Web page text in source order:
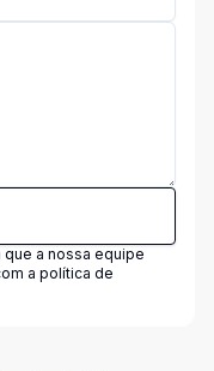
a nossa equipe
a política de